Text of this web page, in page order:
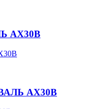
AX30B
AX30B